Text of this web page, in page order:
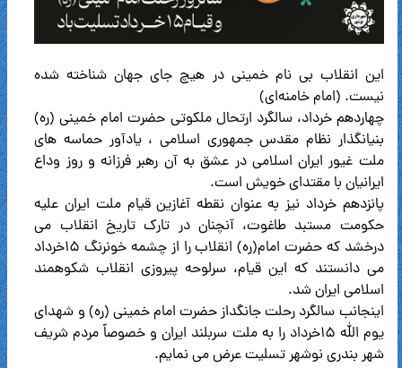
این انقلاب بی نام خمینی در هیچ جای جهان شناخته شده
نیست. (امام خامنه‌ای)
چهاردهم خرداد، سالگرد ارتحال ملکوتی حضرت امام خمینی (ره)
بنیانگذار نظام مقدس جمهوری اسلامی ، یادآور حماسه های
ملت غیور ایران اسلامی در عشق به آن رهبر فرزانه و روز وداع
ایرانیان با مقتدای خویش است.
پانزدهم خرداد نیز به عنوان نقطه آغازین قیام ملت ایران علیه
حکومت مستبد طاغوت، آنچنان در تارک تاریخ انقلاب می
درخشد که حضرت امام(ره) انقلاب را از چشمه خونرنگ ۱۵خرداد
می دانستند که این قیام، سرلوحه پیروزی انقلاب شکوهمند
اسلامی ایران شد.
اینجانب سالگرد رحلت جانگداز حضرت امام خمینی (ره) و شهدای
یوم الله ۱۵خرداد را به ملت سربلند ایران و خصوصاً مردم شریف
شهر بندری نوشهر تسلیت عرض می نمایم.